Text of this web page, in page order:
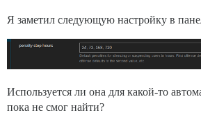
Я заметил следующую настройку в
Используется ли она для какой-то
пока не смог найти?